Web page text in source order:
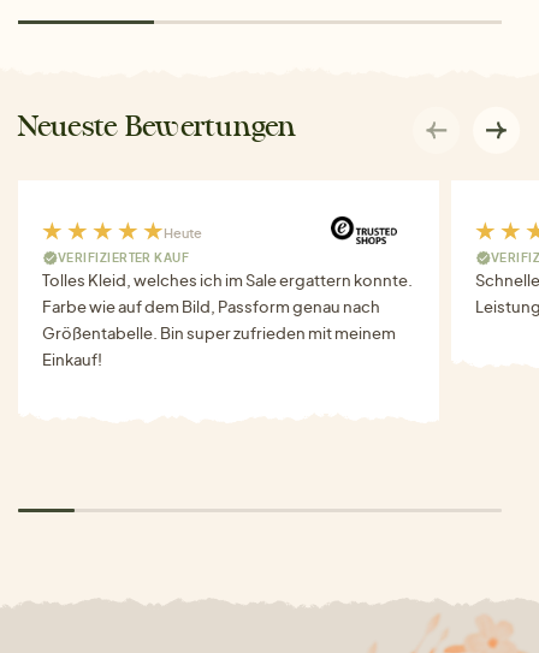
Neueste Bewertungen
Heute
VERIFIZIERTER KAUF
Tolles Kleid, welches ich im Sale ergattern konnte.
Farbe wie auf dem Bild, Passform genau nach
Größentabelle. Bin super zufrieden mit meinem
Einkauf!